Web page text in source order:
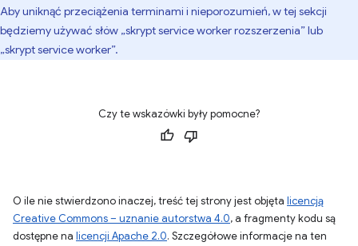
Aby uniknąć przeciążenia terminami i nieporozumień, w tej sekcji
będziemy używać słów „skrypt service worker rozszerzenia” lub
„skrypt service worker”.
Czy te wskazówki były pomocne?
O ile nie stwierdzono inaczej, treść tej strony jest objęta licencją
Creative Commons – uznanie autorstwa 4.0, a fragmenty kodu są
dostępne na licencji Apache 2.0. Szczegółowe informacje na ten